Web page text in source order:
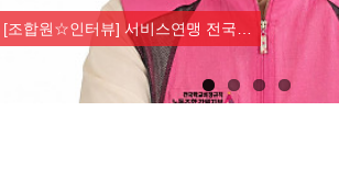
[조합원☆인터뷰] 서비스연맹 전국…